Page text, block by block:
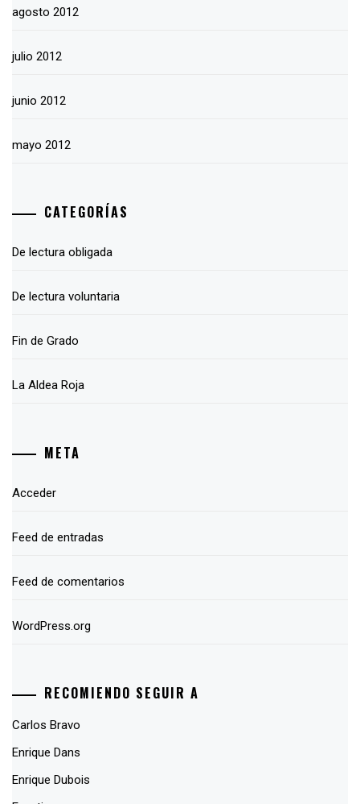
agosto 2012
julio 2012
junio 2012
mayo 2012
CATEGORÍAS
De lectura obligada
De lectura voluntaria
Fin de Grado
La Aldea Roja
META
Acceder
Feed de entradas
Feed de comentarios
WordPress.org
RECOMIENDO SEGUIR A
Carlos Bravo
Enrique Dans
Enrique Dubois